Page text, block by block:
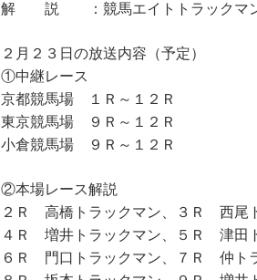
解 説 ：競馬エイトトラックマ
２月２３日の放送内容（予定）
①中継レース
京都競馬場 １Ｒ～１２Ｒ
東京競馬場 ９Ｒ～１２Ｒ
小倉競馬場 ９Ｒ～１２Ｒ
②本場レース解説
２Ｒ 高橋トラックマン、３Ｒ 西尾
４Ｒ 増井トラックマン、５Ｒ 津田
６Ｒ 門口トラックマン、７Ｒ 仲ト